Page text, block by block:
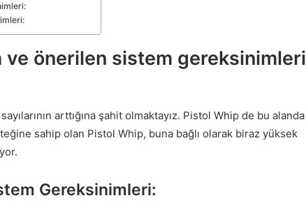
ve önerilen sistem gereksinimleri
arttığına şahit olmaktayız. Pistol Whip de bu alanda
sahip olan Pistol Whip, buna bağlı olarak biraz yüksek
Gereksinimleri:SnowFighters Hakkında ve Sistem
Gereksinimleri